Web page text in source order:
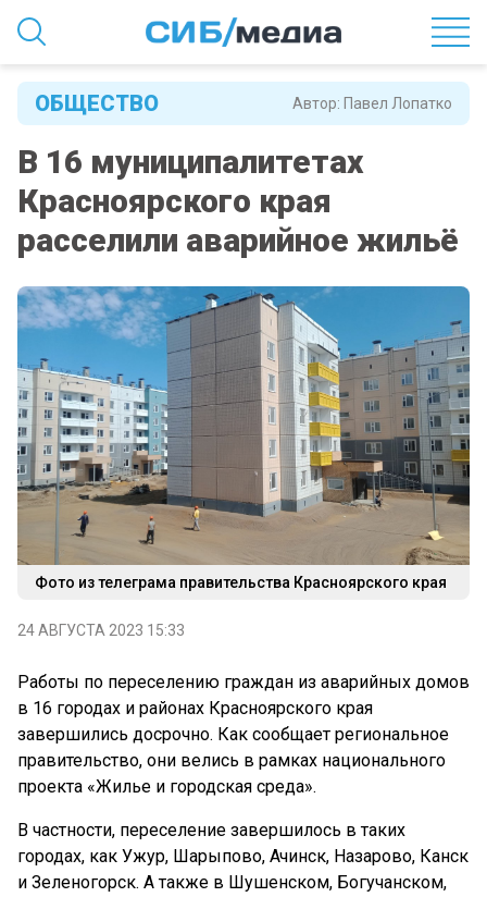
Автор: Павел Лопатко
ОБЩЕСТВО
В 16 муниципалитетах
Красноярского края
расселили аварийное жильё
Фото из телеграма правительства Красноярского края
24 АВГУСТА 2023 15:33
Работы по переселению граждан из аварийных домов
в 16 городах и районах Красноярского края
завершились досрочно. Как сообщает региональное
правительство, они велись в рамках национального
проекта «Жилье и городская среда».
В частности, переселение завершилось в таких
городах, как Ужур, Шарыпово, Ачинск, Назарово, Канск
и Зеленогорск. А также в Шушенском, Богучанском,